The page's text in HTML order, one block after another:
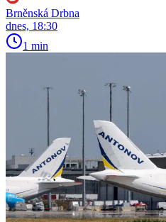
Brněnská Drbna
dnes, 18:30
1 min